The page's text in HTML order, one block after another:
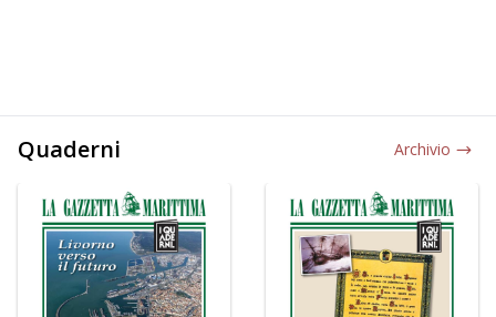
Quaderni Archivio